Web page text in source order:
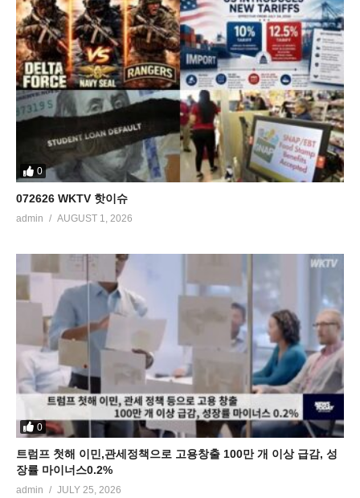
0
072626 WKTV 핫이슈
admin AUGUST 1, 2026
0
트럼프 첫해 이민,관세정책으로 고용창출 100만 개 이상 급감, 성
장률 마이너스0.2%
admin JULY 25, 2026